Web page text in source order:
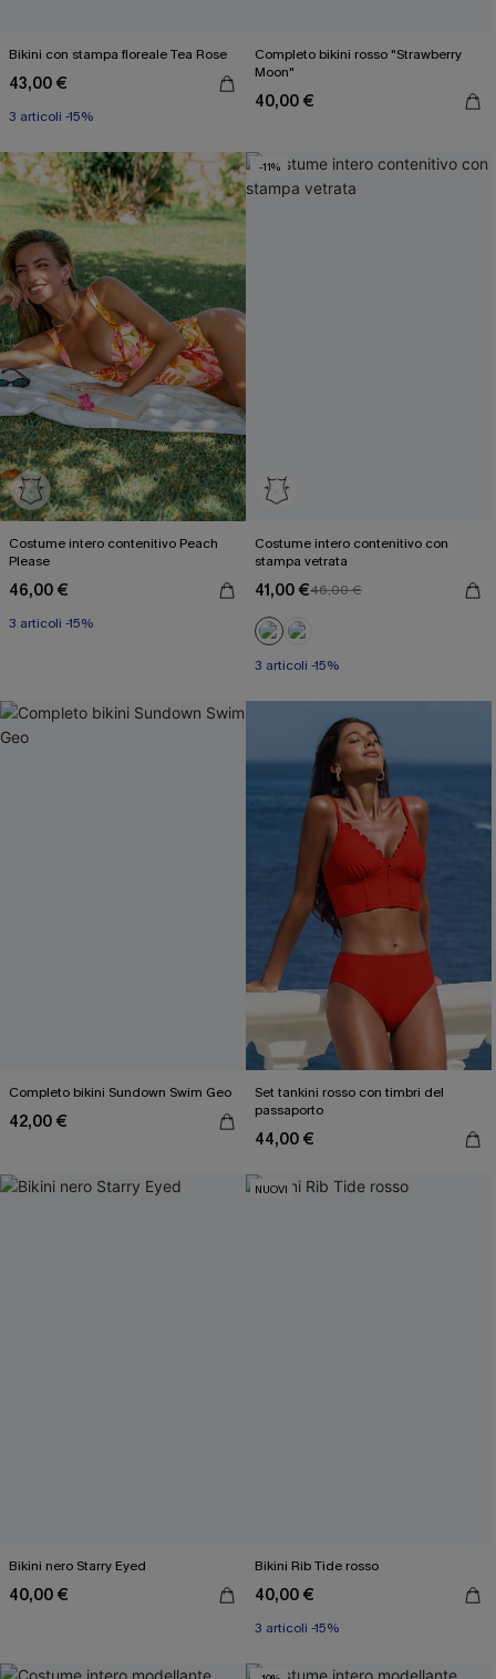
Bikini con stampa floreale Tea Rose
43,00 €
3 articoli -15%
Completo bikini rosso "Strawberry
Moon"
40,00 €
Costume intero contenitivo Peach
Please
46,00 €
3 articoli -15%
-11%
Costume intero contenitivo con
stampa vetrata
41,00 €46,00 €
3 articoli -15%
Completo bikini Sundown Swim Geo
42,00 €
Set tankini rosso con timbri del
passaporto
44,00 €
Bikini nero Starry Eyed
40,00 €
NUOVI
Bikini Rib Tide rosso
40,00 €
3 articoli -15%